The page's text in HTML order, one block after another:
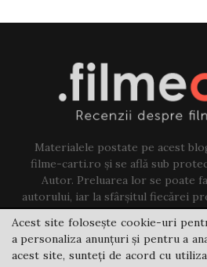
Materialele postate pe acest
filme-carti.ro și se află sub
Autor. Preluarea lor se poate
autorului, iar la sfârșitul fiecărei
existe un link către
Contact us:
Acest site folosește cookie-uri
a personaliza anunțuri și pentru a
acest site, sunteți de acord cu